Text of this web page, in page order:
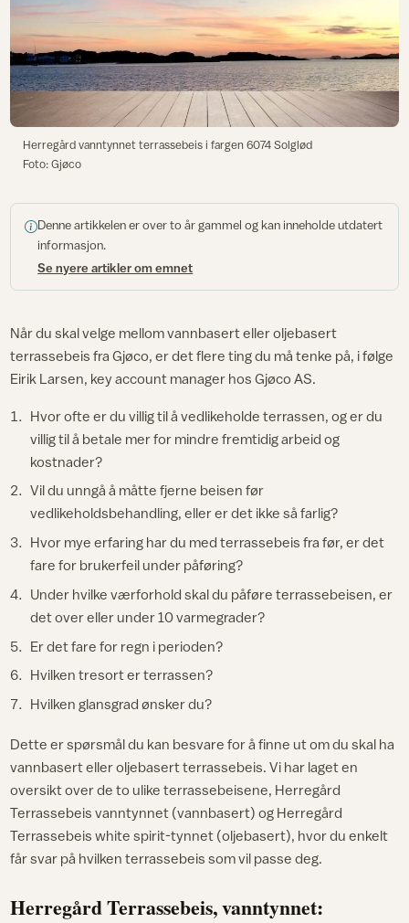
Herregård vanntynnet terrassebeis i fargen 6074 Solglød
Foto: Gjøco
Denne artikkelen er over to år gammel og kan inneholde utdatert
informasjon.
Se nyere artikler om emnet
Når du skal velge mellom vannbasert eller oljebasert
terrassebeis fra Gjøco, er det flere ting du må tenke på, i følge
Eirik Larsen, key account manager hos Gjøco AS.
Hvor ofte er du villig til å vedlikeholde terrassen, og er du
villig til å betale mer for mindre fremtidig arbeid og
kostnader?
Vil du unngå å måtte fjerne beisen før
vedlikeholdsbehandling, eller er det ikke så farlig?
Hvor mye erfaring har du med terrassebeis fra før, er det
fare for brukerfeil under påføring?
Under hvilke værforhold skal du påføre terrassebeisen, er
det over eller under 10 varmegrader?
Er det fare for regn i perioden?
Hvilken tresort er terrassen?
Hvilken glansgrad ønsker du?
Dette er spørsmål du kan besvare for å finne ut om du skal ha
vannbasert eller oljebasert terrassebeis. Vi har laget en
oversikt over de to ulike terrassebeisene, Herregård
Terrassebeis vanntynnet (vannbasert) og Herregård
Terrassebeis white spirit-tynnet (oljebasert), hvor du enkelt
får svar på hvilken terrassebeis som vil passe deg.
Herregård Terrassebeis, vanntynnet: